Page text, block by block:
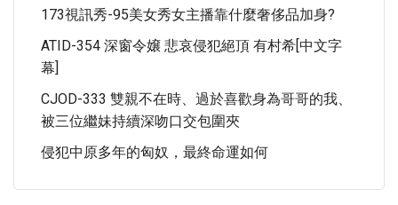
173視訊秀-95美女秀女主播靠什麼奢侈品加身?
ATID-354 深窗令嬢 悲哀侵犯絕頂 有村希[中文字
幕]
CJOD-333 雙親不在時、過於喜歡身為哥哥的我、
被三位繼妹持續深吻口交包圍夾
侵犯中原多年的匈奴，最終命運如何